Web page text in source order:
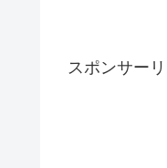
スポンサー